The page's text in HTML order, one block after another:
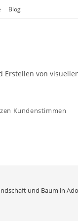
Blog
Erstellen von
Kundenstimmen
und Baum in